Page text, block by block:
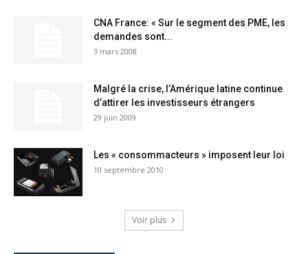
CNA France: « Sur le segment des PME, les
demandes sont...
3 mars 2008
Malgré la crise, l’Amérique latine continue
d’attirer les investisseurs étrangers
29 juin 2009
Les « consommacteurs » imposent leur loi
10 septembre 2010
Voir plus